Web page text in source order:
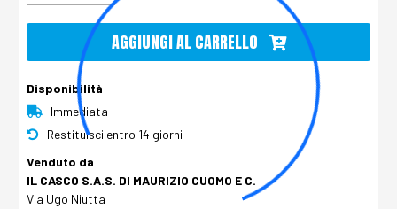
AGGIUNGI AL CARRELLO
Disponibilità
Immediata
Restituisci entro 14 giorni
Venduto da
IL CASCO S.A.S. DI MAURIZIO CUOMO E C.
Via Ugo Niutta